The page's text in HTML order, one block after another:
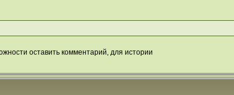
оставить комментарий, для истории